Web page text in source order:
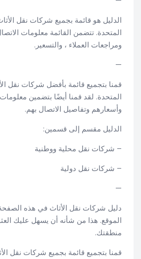
الدليل هو قائمة بجميع شركات نقل
المتحدة. تتضمن القائمة معلومات
ومراجعات العملاء ، والتسعير.
—
قمنا بتجميع قائمة بأفضل شركات نقل
المتحدة. لقد قمنا أيضًا بتضمين
وأسعارهم وتفاصيل الاتصال بهم.
الدليل مقسم إلى قسمين:
– شركات نقل محلية ووطنية
– شركات نقل دولية
—
دليل شركات نقل الأثاث في هذه
الموقع. هذا من شأنه أن يسهل عليك
منطقتك.
قمنا بتجميع قائمة بجميع شركات نقل